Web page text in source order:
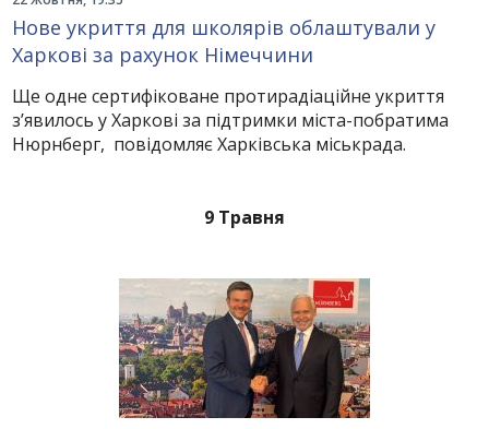
Нове укриття для школярів облаштували у
Харкові за рахунок Німеччини
Ще одне сертифіковане протирадіаційне укриття
з’явилось у Харкові за підтримки міста-побратима
Нюрнберг, повідомляє Харківська міськрада.
9 Травня